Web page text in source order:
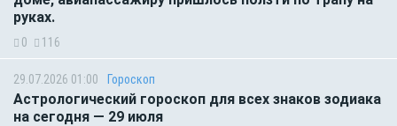
руках.
0 116
29.07.2026 01:00 Гороскоп
Астрологический гороскоп для всех знаков зодиака
на сегодня — 29 июля